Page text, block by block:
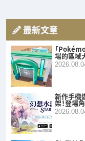
最新文章
「
場的區域
新作手機
架！登場